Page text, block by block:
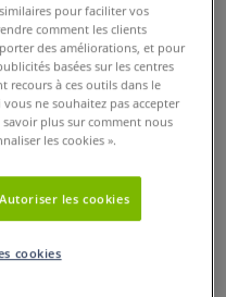
pour faciliter vos
comment les clients
des améliorations, et pour
basées sur les centres
recours à ces outils dans le
ne souhaitez pas accepter
plus sur comment nous
les cookies ».
Autoriser les cookies
cookies